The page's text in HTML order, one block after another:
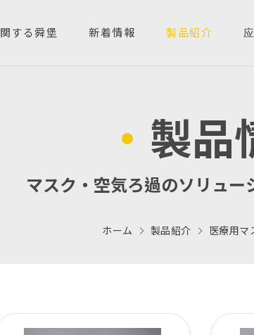
関する舜堡 新着情報 製品紹介
製品
マスク・空気ろ過のソリュ
ホーム 製品紹介 医療用マ